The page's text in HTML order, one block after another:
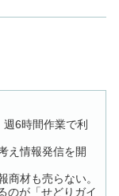
6時間作業で利
え情報発信を開
商材も売らない。
のが「せどりガイ